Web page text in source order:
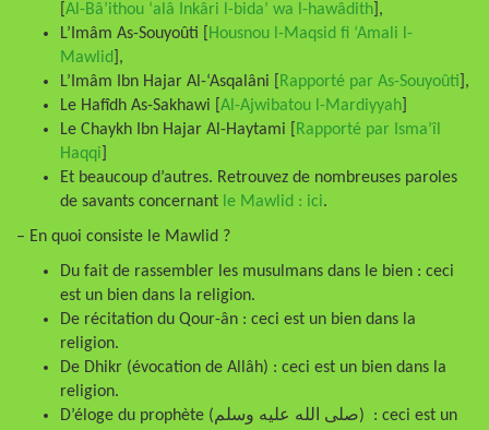
Al-Bâ’ithou ‘alâ Inkâri l-bida’ wa l-hawâdith ],
L’Imâm As-Souyoûti [
Housnou l-Maqsid fi ‘Amali l-
Mawlid ],
L’Imâm Ibn Hajar Al-‘Asqalâni [
Rapporté par As-Souyoûti ],
Le Hafîdh As-Sakhawi [ Al-Ajwibatou l-Mardiyyah
Le Chaykh Ibn Hajar Al-Haytami [
Rapporté par Isma’îl
Haqqi
Et beaucoup d’autres. Retrouvez de nombreuses paroles
de savants concernant le Mawlid : ici.
– En quoi consiste le Mawlid ?
Du fait de rassembler les musulmans dans le bien : ceci
est un bien dans la religion.
De récitation du Qour-ân : ceci est un bien dans la
religion.
De Dhikr (évocation de Allâh) : ceci est un bien dans la
religion.
D’éloge du prophète (صلى الله عليه وسلم) : ceci est un